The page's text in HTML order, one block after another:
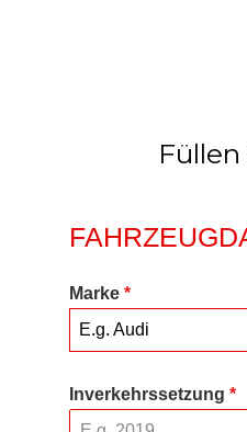
Marke *
E.g. Audi
Inverkehrssetzung *